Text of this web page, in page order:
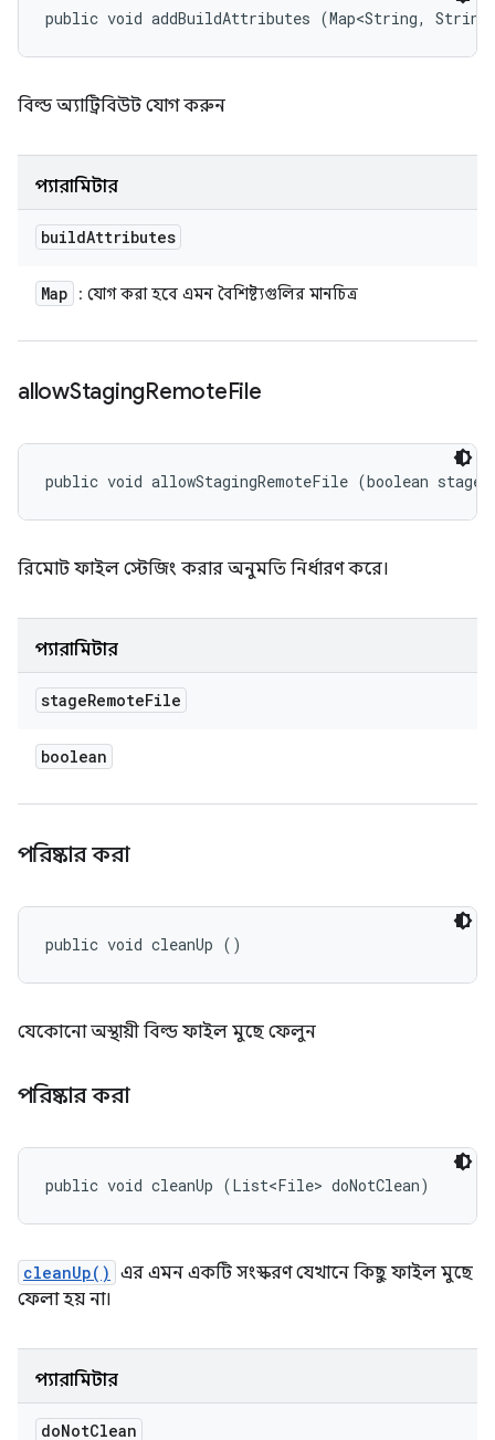
public void addBuildAttributes (Map<String,
বিল্ড অ্যাট্রিবিউট যোগ করুন
প্যারামিটার
buildAttributes
Map : যোগ করা হবে এমন বৈশিষ্ট্যগুলির মানচিত্র
allowStagingRemoteFile
public void allowStagingRemoteFile (boolean
রিমোট ফাইল স্টেজিং করার অনুমতি নির্ধারণ করে।
প্যারামিটার
stageRemoteFile
boolean
পরিষ্কার করা
public void cleanUp ()
যেকোনো অস্থায়ী বিল্ড ফাইল মুছে ফেলুন
পরিষ্কার করা
public void cleanUp (List<File> doNotClean)
cleanUp() এর এমন একটি সংস্করণ যেখানে কিছু ফাইল মুছে
ফেলা হয় না।
প্যারামিটার
doNotClean